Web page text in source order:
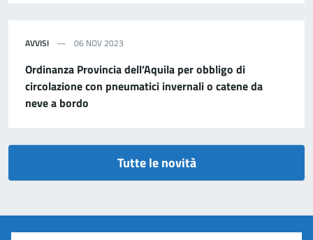
AVVISI 06 NOV 2023
Ordinanza Provincia dell’Aquila per obbligo di
circolazione con pneumatici invernali o catene da
neve a bordo
Tutte le novità